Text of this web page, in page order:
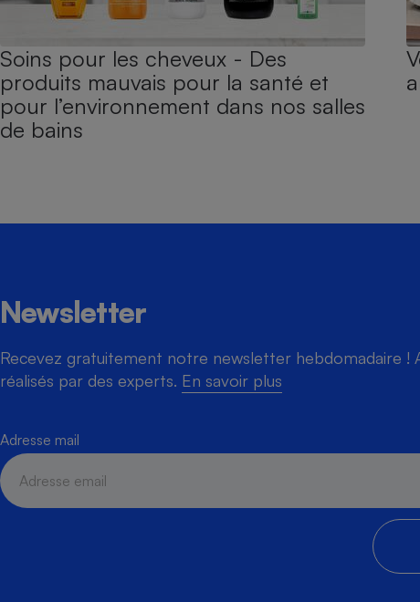
Soins pour les cheveux - Des
produits mauvais pour la santé et
pour l’environnement dans nos salles
de bains
Newsletter
Recevez gratuitement notre newsletter hebdomadaire !
réalisés par des experts. En savoir plus
Adresse mail